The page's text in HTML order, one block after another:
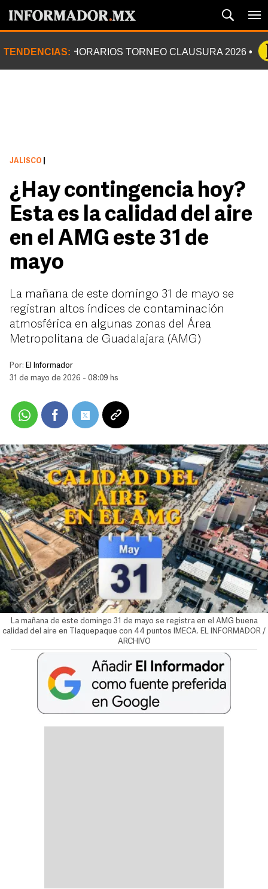
TENDENCIAS: HORARIOS TORNEO CLAUSURA 2026
JALISCO
¿Hay contingencia hoy?
Esta es la calidad del aire
en el AMG este 31 de
mayo
La mañana de este domingo 31 de mayo se
registran altos índices de contaminación
atmosférica en algunas zonas del Área
Metropolitana de Guadalajara (AMG)
Por: El Informador
31 de mayo de 2026 - 08:09 hs
La mañana de este domingo 31 de mayo se registra en el AMG buena
calidad del aire en Tlaquepaque con 44 puntos IMECA. EL INFORMADOR /
ARCHIVO